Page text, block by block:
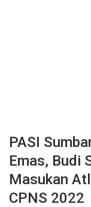
PASI
Emas, Budi
Masukan
CPNS 2022